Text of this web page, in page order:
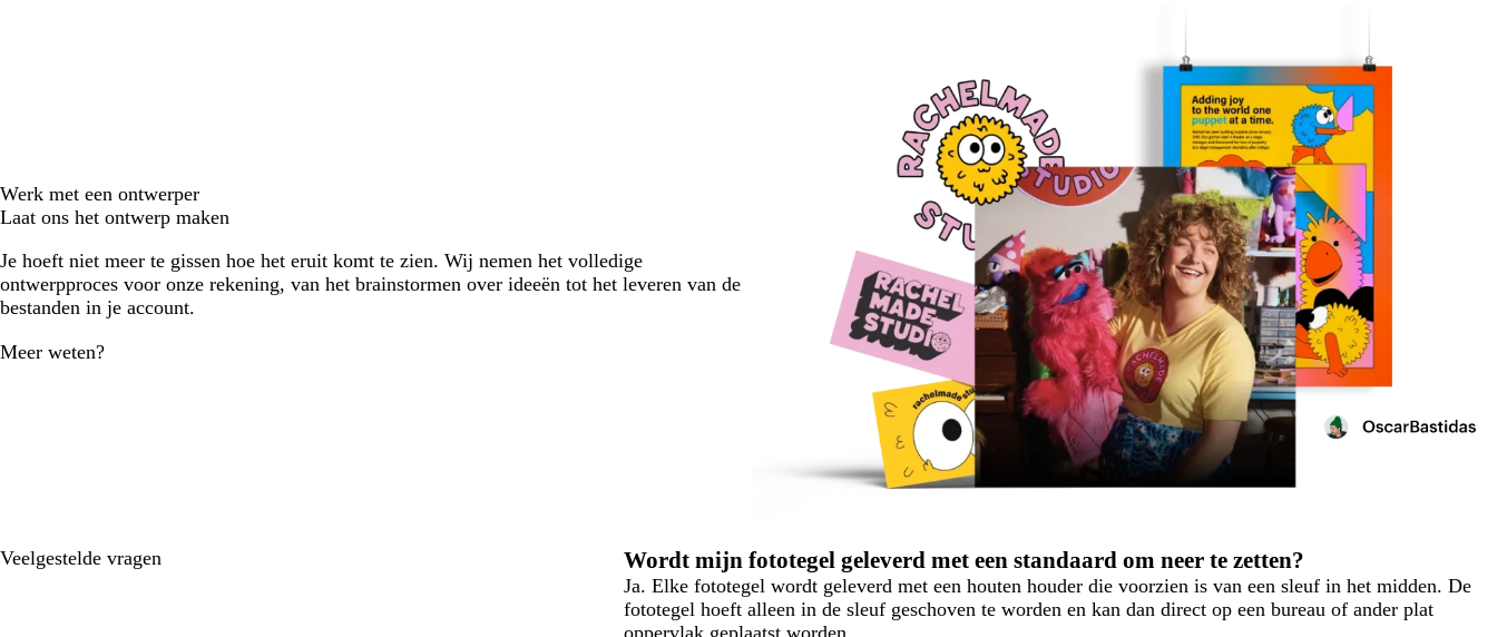
Werk met een ontwerper
Laat ons het ontwerp maken
Je hoeft niet meer te gissen hoe het eruit komt te zien. Wij nemen het volledige
ontwerpproces voor onze rekening, van het brainstormen over ideeën tot het leveren van de
bestanden in je account.
Meer weten?
Veelgestelde vragen Wordt mijn fototegel geleverd met een standaard om neer te zetten?
Ja. Elke fototegel wordt geleverd met een houten houder die voorzien is van een sleuf in het midden. De
fototegel hoeft alleen in de sleuf geschoven te worden en kan dan direct op een bureau of ander plat